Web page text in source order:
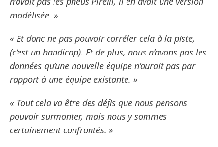
modélisée. »
« Et donc ne pas pouvoir corréler cela à la piste,
(c’est un handicap). Et de plus, nous n’avons pas les
données qu’une nouvelle équipe n’aurait pas par
rapport à une équipe existante. »
« Tout cela va être des défis que nous pensons
pouvoir surmonter, mais nous y sommes
certainement confrontés. »